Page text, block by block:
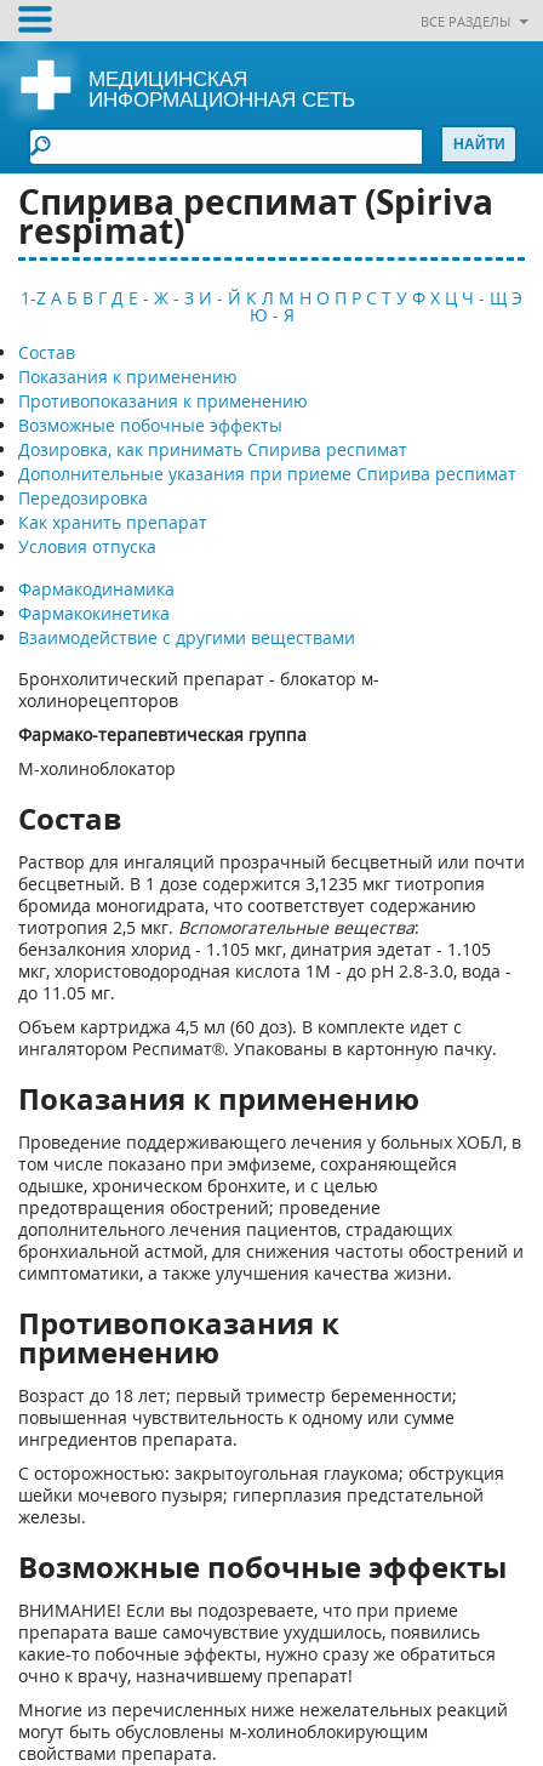
ВСЕ РАЗДЕЛЫ
МЕДИЦИНСКАЯ
ИНФОРМАЦИОННАЯ СЕТЬ
Спирива респимат (Spiriva
respimat)
1-Z А Б В Г Д Е - Ж - З И - Й К Л М Н О П Р С Т У Ф Х Ц Ч - Щ Э
Ю - Я
Состав
Показания к применению
Противопоказания к применению
Возможные побочные эффекты
Дозировка, как принимать Спирива респимат
Дополнительные указания при приеме Спирива респимат
Передозировка
Как хранить препарат
Условия отпуска
Фармакодинамика
Фармакокинетика
Взаимодействие с другими веществами
Бронхолитический препарат - блокатор м-
холинорецепторов
Фармако-терапевтическая группа
М-холиноблокатор
Состав
Раствор для ингаляций прозрачный бесцветный или почти
бесцветный. В 1 дозе содержится 3,1235 мкг тиотропия
бромида моногидрата, что соответствует содержанию
тиотропия 2,5 мкг. Вспомогательные вещества:
бензалкония хлорид - 1.105 мкг, динатрия эдетат - 1.105
мкг, хлористоводородная кислота 1М - до pH 2.8-3.0, вода -
до 11.05 мг.
Объем картриджа 4,5 мл (60 доз). В комплекте идет с
ингалятором Респимат®. Упакованы в картонную пачку.
Показания к применению
Проведение поддерживающего лечения у больных ХОБЛ, в
том числе показано при эмфиземе, сохраняющейся
одышке, хроническом бронхите, и с целью
предотвращения обострений; проведение
дополнительного лечения пациентов, страдающих
бронхиальной астмой, для снижения частоты обострений и
симптоматики, а также улучшения качества жизни.
Противопоказания к
применению
Возраст до 18 лет; первый триместр беременности;
повышенная чувствительность к одному или сумме
ингредиентов препарата.
С осторожностью: закрытоугольная глаукома; обструкция
шейки мочевого пузыря; гиперплазия предстательной
железы.
Возможные побочные эффекты
ВНИМАНИЕ! Если вы подозреваете, что при приеме
препарата ваше самочувствие ухудшилось, появились
какие-то побочные эффекты, нужно сразу же обратиться
очно к врачу, назначившему препарат!
Многие из перечисленных ниже нежелательных реакций
могут быть обусловлены м-холиноблокирующим
свойствами препарата.